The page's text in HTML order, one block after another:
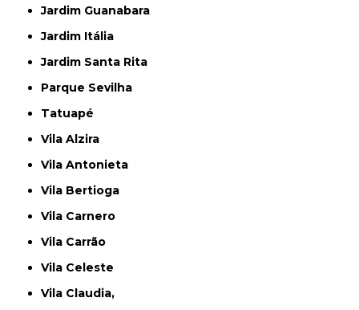
Jardim Guanabara
Jardim Itália
Jardim Santa Rita
Parque Sevilha
Tatuapé
Vila Alzira
Vila Antonieta
Vila Bertioga
Vila Carnero
Vila Carrão
Vila Celeste
Vila Claudia,